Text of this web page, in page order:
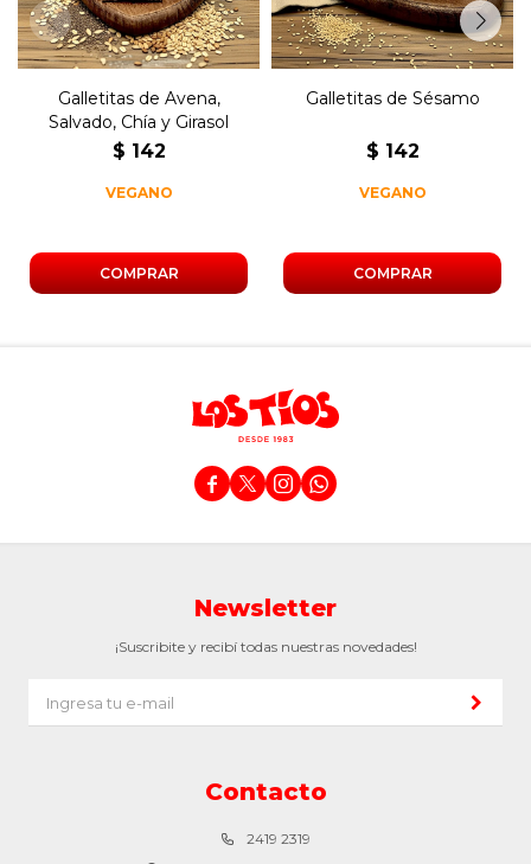
Galletitas de Avena,
Salvado, Chía y Girasol
$ 142
VEGANO
Galletitas de Sésamo
$ 142
VEGANO
   
Contacto
2419 2319
Newsletter
¡Suscribite y recibí todas nuestras novedades!